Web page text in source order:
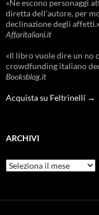
«Ne escono personaggi
diretta dell’autore, per
declinazione degli affetti.»
Affaritaliani.it
«Il libro vuole dire un no
crowdfunding italiano
Booksblog.it
Acquista su Feltrinelli →
ARCHIVI
Archivi